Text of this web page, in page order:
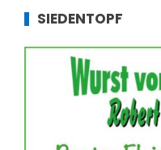
SIEDENTOPF